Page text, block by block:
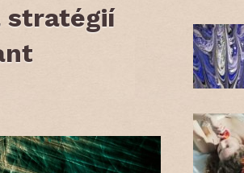
stratégií